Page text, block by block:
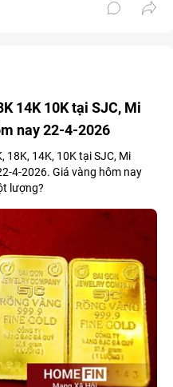
14K 10K tại SJC, Mi
nay 22-4-2026
18K, 14K, 10K tại SJC, Mi
4-2026. Giá vàng hôm nay
lượng?